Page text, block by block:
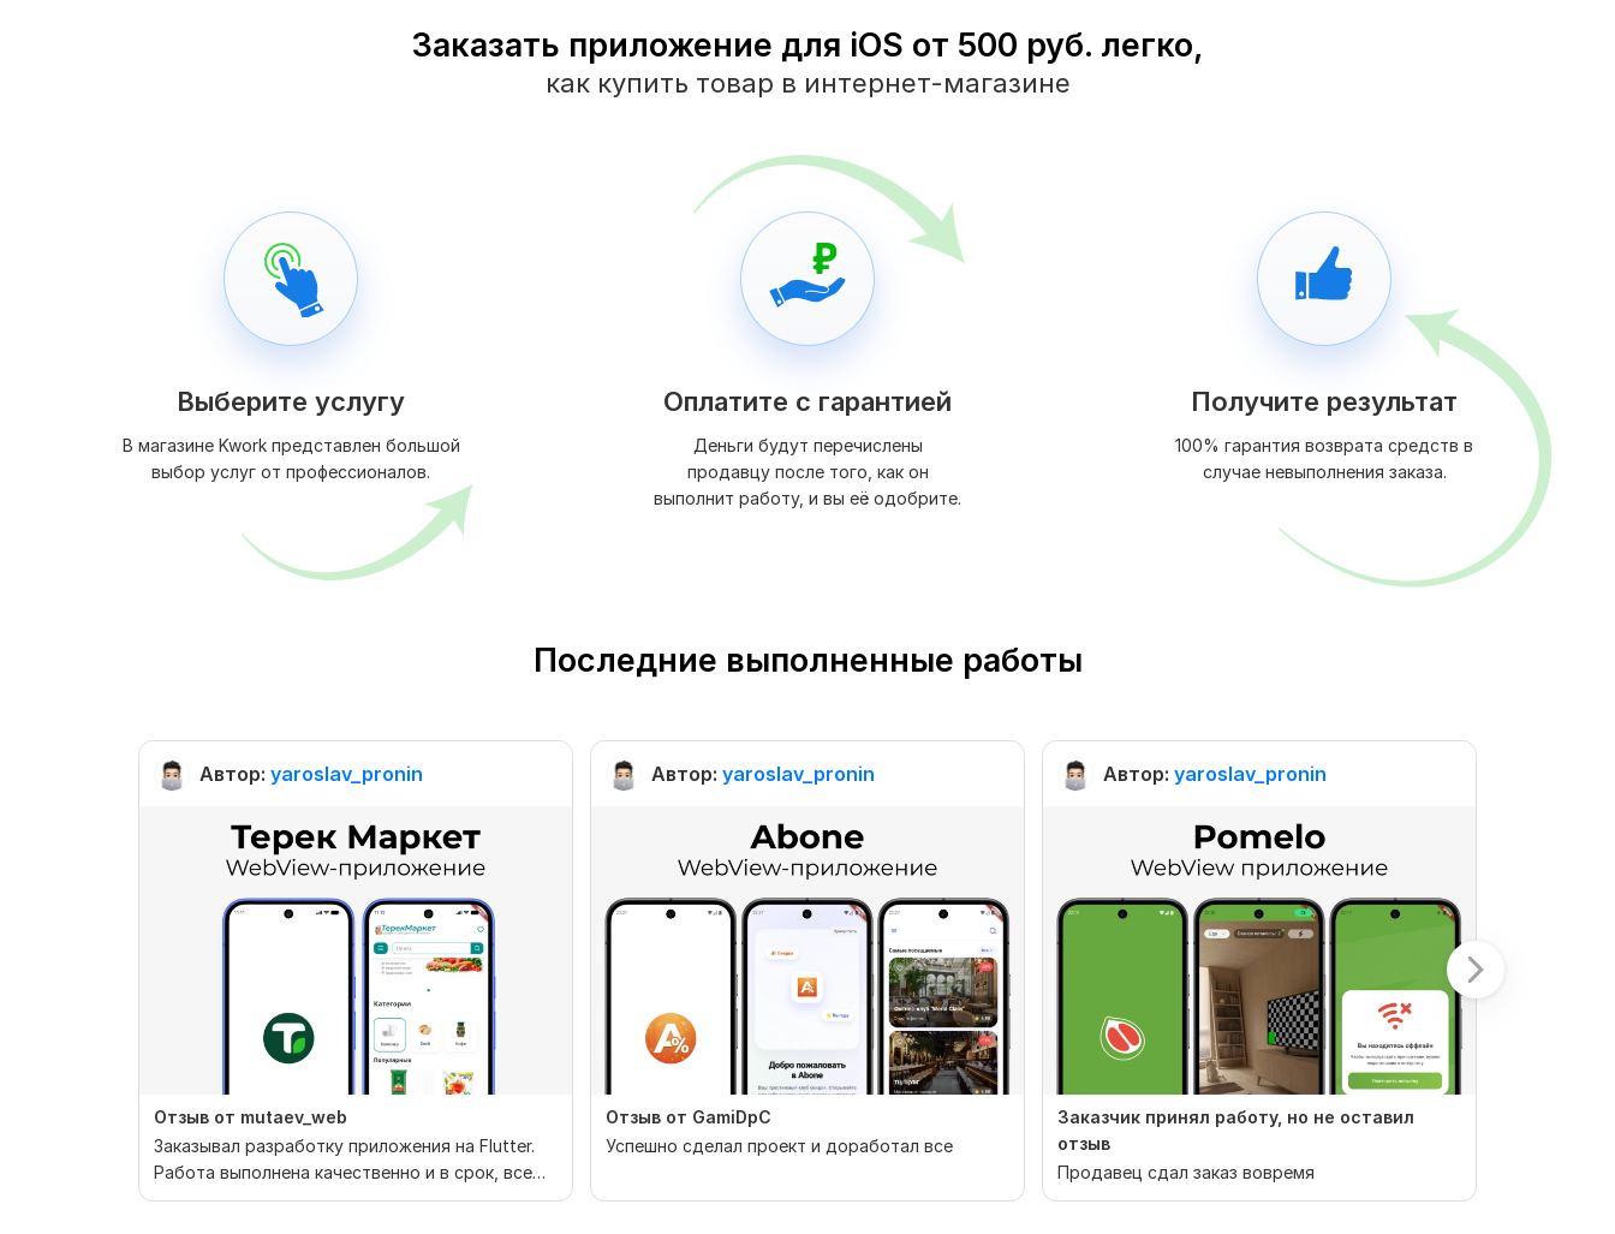
Заказать приложение для iOS от 500 руб. легко,
как купить товар в интернет-магазине
Выберите услугу
В магазине Kwork представлен большой
выбор услуг от профессионалов.
Оплатите с гарантией
Деньги будут перечислены
продавцу после того, как он
выполнит работу, и вы её одобрите.
Получите результат
100% гарантия возврата средств в
случае невыполнения заказа.
Последние выполненные работы
Автор: yaroslav_pronin
Отзыв от mutaev_web
Заказывал разработку приложения на Flutter.
Работа выполнена качественно и в срок, все
правки и д...
Автор: yaroslav_pronin
Отзыв от GamiDpC
Успешно сделал проект и доработал все
Автор: yaroslav_pronin
Заказчик принял работу, но не оставил
отзыв
Продавец сдал заказ вовремя